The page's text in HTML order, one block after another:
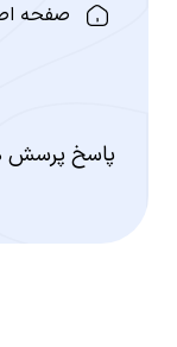
صفحه
پاسخ پرسش